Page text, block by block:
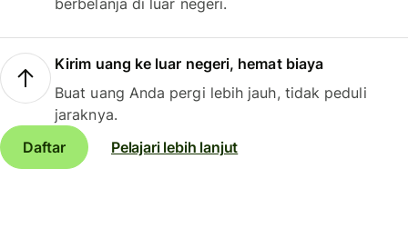
berbelanja di luar negeri.
Kirim uang ke luar negeri, hemat biaya
Buat uang Anda pergi lebih jauh, tidak peduli
jaraknya.
Daftar
Pelajari lebih lanjut